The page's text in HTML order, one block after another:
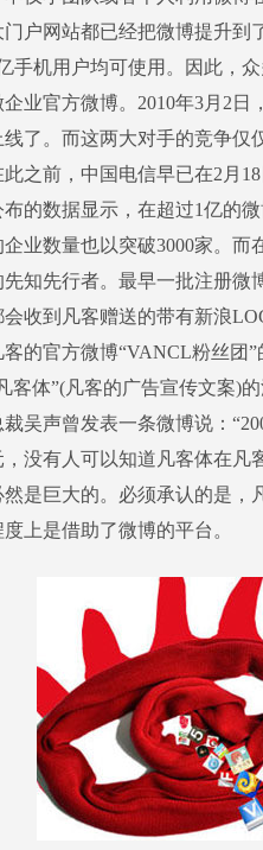
户网站都已经把微博提升
手机用户均可使用。因此，
业官方微博。2010年3月2
了。而这两大对手的竞争
之前，中国电信早已在2月
的数据显示，在超过1亿的
企业数量也以突破3000家。
知先行者。最早一批注册微
收到凡客赠送的带有新浪
的官方微博“VANCL粉丝团
客体”(凡客的广告宣传文案)
吴声曾发表一条微博说：
没有人可以知道凡客体在凡
是巨大的。必须承认的是
上是借助了微博的平台。